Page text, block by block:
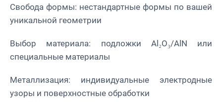
Свобода формы: нестандартные формы по вашей
уникальной геометрии
Выбор материала: подложки Al₂O₃/AlN или
специальные материалы
Металлизация: индивидуальные электродные
узоры и поверхностные обработки